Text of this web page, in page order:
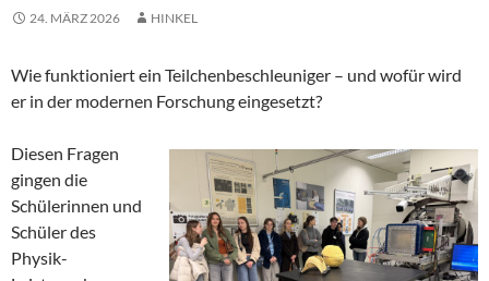
24. MÄRZ 2026 HINKEL
Wie funktioniert ein Teilchenbeschleuniger – und wofür wird
er in der modernen Forschung eingesetzt?
Diesen Fragen
gingen die
Schülerinnen und
Schüler des
Physik-